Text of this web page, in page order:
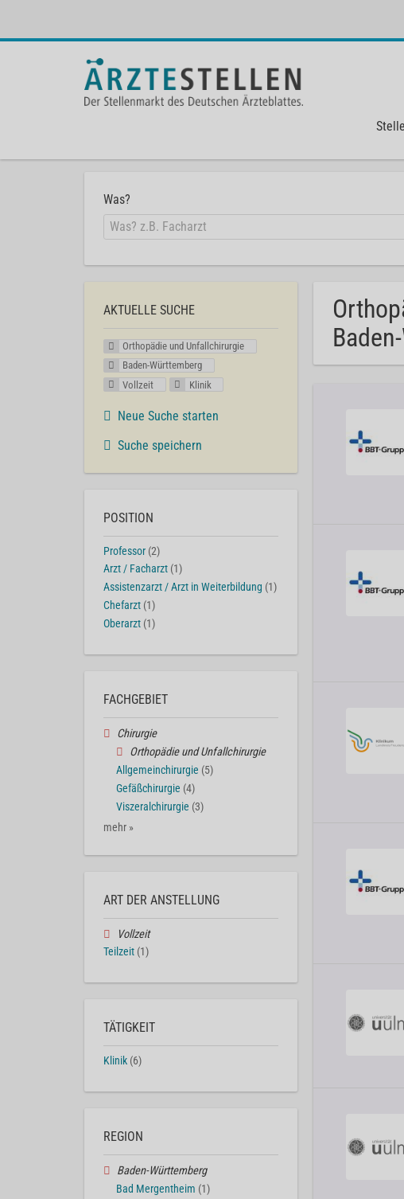
Was?
AKTUELLE SUCHE
Orthopädie und Unfallchirurgie
Baden-Württemberg
Vollzeit
Klinik
Neue Suche starten
Suche speichern
POSITION
Professor (2)
Arzt / Facharzt (1)
Assistenzarzt / Arzt in Weiterbildung (1)
Chefarzt (1)
Oberarzt (1)
FACHGEBIET
Chirurgie
Orthopädie und Unfallchirurgie
Allgemeinchirurgie (5)
Gefäßchirurgie (4)
Viszeralchirurgie (3)
mehr »
ART DER ANSTELLUNG
Vollzeit
Teilzeit (1)
TÄTIGKEIT
Klinik (6)
REGION
Baden-Württemberg
Bad Mergentheim (1)